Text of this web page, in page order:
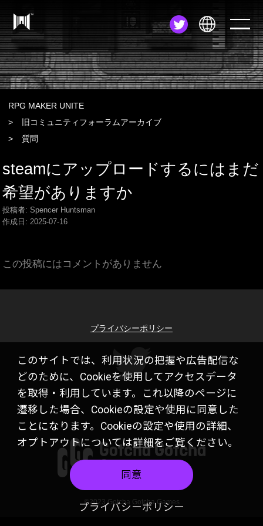
このサイトでは、利用状況の把握や広告配信な
どのために、Cookieを使用してアクセスデータ
を取得・利用しています。これ以降のページに
遷移した場合、Cookieの設定や使用に同意した
ことになります。Cookieの設定や使用の詳細、
オプトアウトについては詳細をご覧ください。
同意
プライバシーポリシー
JA
EN
RPG MAKER UNITE
旧コミュニティフォーラムアーカイブ
質問
steamにアップロードするにはまだ
希望がありますか
投稿者: Spencer Huntsman
作成日: 2025-07-16
この投稿にはコメントがありません
プライバシーポリシー
©2023 Gotcha Gotcha Games